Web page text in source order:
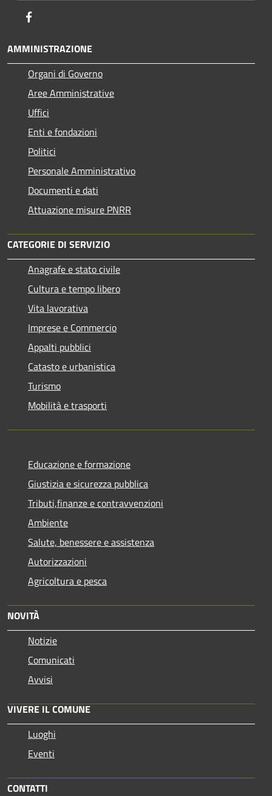
AMMINISTRAZIONE
Organi di Governo
Aree Amministrative
Uffici
Enti e fondazioni
Politici
Personale Amministrativo
Documenti e dati
Attuazione misure PNRR
CATEGORIE DI SERVIZIO
Anagrafe e stato civile
Cultura e tempo libero
Vita lavorativa
Imprese e Commercio
Appalti pubblici
Catasto e urbanistica
Turismo
Mobilità e trasporti
Educazione e formazione
Giustizia e sicurezza pubblica
Tributi,finanze e contravvenzioni
Ambiente
Salute, benessere e assistenza
Autorizzazioni
Agricoltura e pesca
NOVITÀ
Notizie
Comunicati
Avvisi
VIVERE IL COMUNE
Luoghi
Eventi
CONTATTI